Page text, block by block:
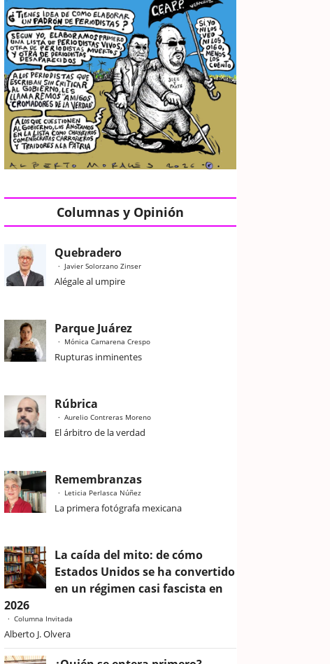
Columnas y Opinión
Quebradero
Javier Solorzano Zinser
Alégale al umpire
Parque Juárez
Mónica Camarena Crespo
Rupturas inminentes
Rúbrica
Aurelio Contreras Moreno
El árbitro de la verdad
Remembranzas
Leticia Perlasca Núñez
La primera fotógrafa mexicana
La caída del mito: de cómo
Estados Unidos se ha convertido
en un régimen casi fascista en
2026
Columna Invitada
Alberto J. Olvera